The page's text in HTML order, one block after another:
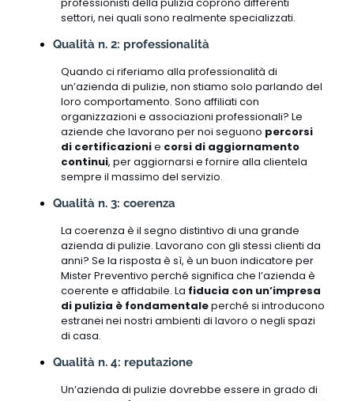
settori, nei quali sono realmente specializzati.
Qualità n. 2: professionalità
Quando ci riferiamo alla professionalità di
un’azienda di pulizie, non stiamo solo parlando del
loro comportamento. Sono affiliati con
organizzazioni e associazioni professionali? Le
aziende che lavorano per noi seguono percorsi
di certificazionie corsi di aggiornamento
continui, per aggiornarsi e fornire alla clientela
sempre il massimo del servizio.
Qualità n. 3: coerenza
La coerenza è il segno distintivo di una grande
azienda di pulizie. Lavorano con gli stessi clienti da
anni? Se la risposta è sì, è un buon indicatore per
Mister Preventivo perché significa che l’azienda è
coerente e affidabile. La fiducia con un’impresa
di pulizia è fondamentaleperché si introducono
estranei nei nostri ambienti di lavoro o negli spazi
di casa.
Qualità n. 4: reputazione
Un’azienda di pulizie dovrebbe essere in grado di